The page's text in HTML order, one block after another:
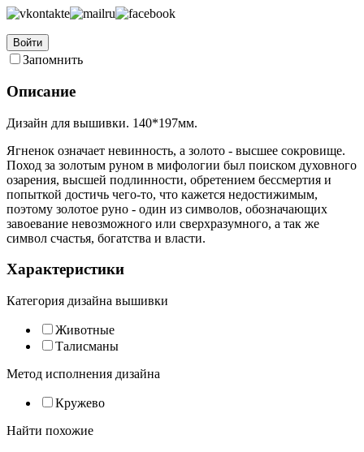
Войти
Запомнить
Описание
Дизайн для вышивки. 140*197мм.
Ягненок означает невинность, а золото - высшее сокровище.
Поход за золотым руном в мифологии был поиском духовного
озарения, высшей подлинности, обретением бессмертия и
попыткой достичь чего-то, что кажется недостижимым,
поэтому золотое руно - один из символов, обозначающих
завоевание невозможного или сверхразумного, а так же
символ счастья, богатства и власти.
Характеристики
Категория дизайна вышивки
Животные
Талисманы
Метод исполнения дизайна
Кружево
Найти похожие